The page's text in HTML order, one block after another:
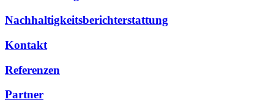
Nachhaltigkeitsberichterstattung
Kontakt
Referenzen
Partner